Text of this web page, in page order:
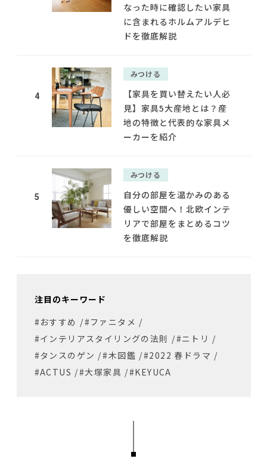
なった時に確認したい家具
に含まれるホルムアルデヒ
ドを徹底解説
4
みつける
【家具を買い替えたい人必
見】家具5大産地とは？産
地の特徴と代表的な家具メ
ーカーを紹介
5
みつける
自分の部屋を温かみのある
優しい空間へ！北欧インテ
リアで部屋をまとめるコツ
を徹底解説
注目のキーワード
#おすすめ /#ファニタメ /
#インテリアスタイリングの法則 /#ニトリ /
#タンスのゲン /#木図鑑 /#2022 春ドラマ /
#ACTUS /#大塚家具 /#KEYUCA